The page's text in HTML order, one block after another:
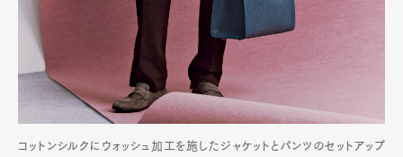
コットンシルクにウォッシュ加工を施したジャケットとパンツのセットアップ